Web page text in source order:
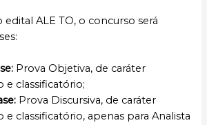
ALE TO, o concurso será
Prova Objetiva, de caráter
e classificatório;
Prova Discursiva, de caráter
e classificatório, apenas para Analista